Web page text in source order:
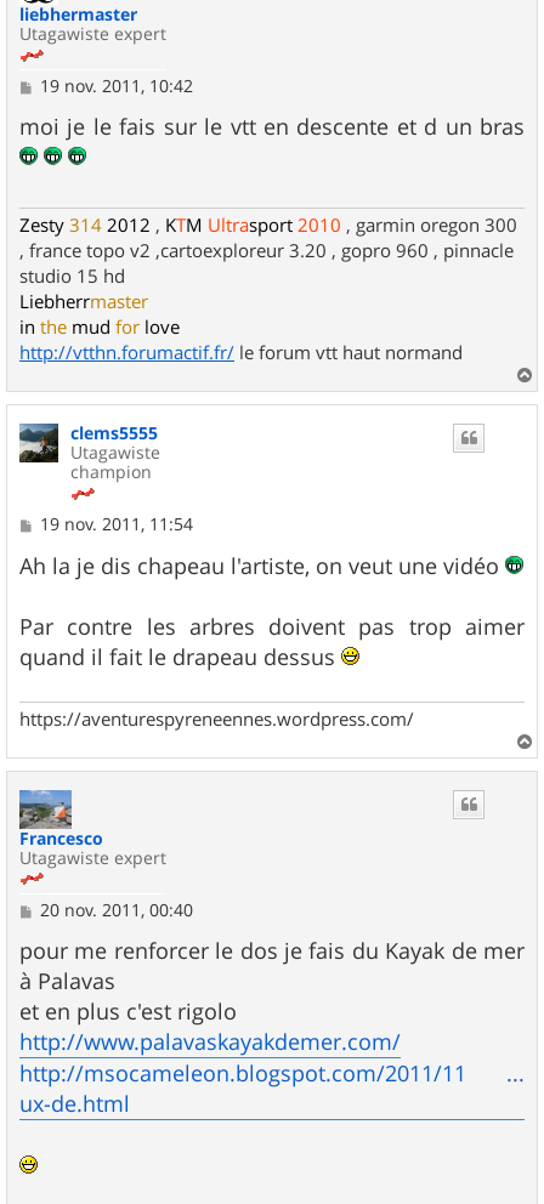
liebhermaster
Utagawiste expert
M
s
s
a
19 nov. 2011, 10:42
moi je le fais sur le vtt en descente et d un bras
Zesty 314 2012 , KTM Ultrasport 2010 , garmin oregon 300
, france topo v2 ,cartoexploreur 3.20 , gopro 960 , pinnacle
studio 15 hd
Liebherrmaster
in the mud for love
http://vtthn.forumactif.fr/ le forum vtt haut normand
a
clems5555
Utagawiste
champion
M
s
s
g
e
19 nov. 2011, 11:54
Ah la je dis chapeau l'artiste, on veut une vidéo
Par contre les arbres doivent pas trop aimer
quand il fait le drapeau dessus
https://aventurespyreneennes.wordpress.com/
a
Francesco
Utagawiste expert
M
s
s
a
g
e
20 nov. 2011, 00:40
pour me renforcer le dos je fais du Kayak de mer
à Palavas
et en plus c'est rigolo
http://www.palavaskayakdemer.com/
http://msocameleon.blogspot.com/2011/11 ...
ux-de.html